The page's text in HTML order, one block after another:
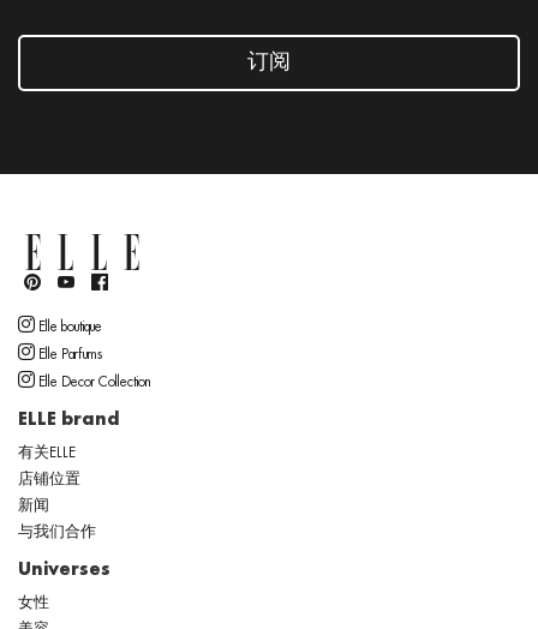
订阅
Elle boutique
Elle Parfums
Elle Decor Collection
ELLE brand
有关ELLE
店铺位置
新闻
与我们合作
Universes
女性